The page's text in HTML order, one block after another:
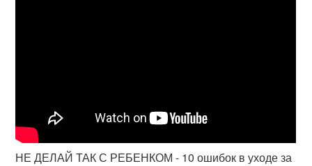
НЕ ДЕЛАЙ ТАК С РЕБЕНКОМ - 10 ошибок в уходе за